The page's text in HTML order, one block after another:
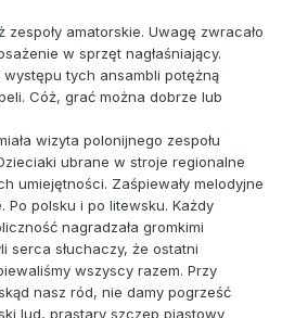
amatorskie. Uwagę zwracało
w sprzęt nagłaśniający.
występu tych ansambli potężną
Cóż, grać można dobrze lub
wizyta polonijnego zespołu
ubrane w stroje regionalne
umiejętności. Zaśpiewały melodyjne
Po polsku i po litewsku. Każdy
nagradzała gromkimi
serca słuchaczy, że ostatni
wszyscy razem. Przy
nasz ród, nie damy pogrześć
lud, prastary szczep piastowy